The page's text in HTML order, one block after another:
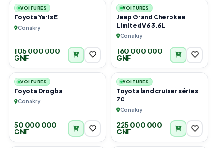
VOITURES
Toyota Yaris E
Conakry
105 000 000
GNF
VOITURES
Jeep Grand Cherokee
Limited V6 3.6L
Conakry
160 000 000
GNF
3
VOITURES
Toyota Drogba
Conakry
50 000 000
GNF
3
VOITURES
Toyota land cruiser séries
70
Conakry
225 000 000
GNF
6 6